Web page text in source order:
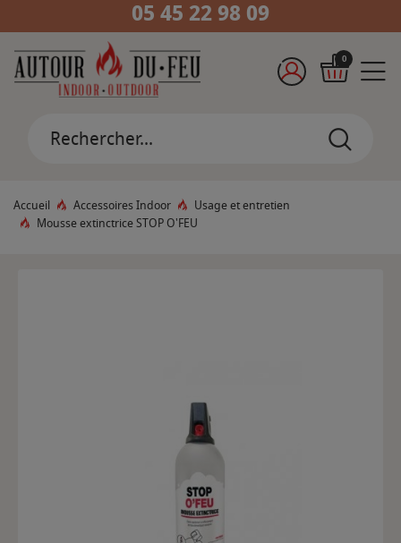
05 45 22 98 09
0
Accueil Accessoires Indoor
Usage et entretien
Mousse extinctrice STOP O'FEU